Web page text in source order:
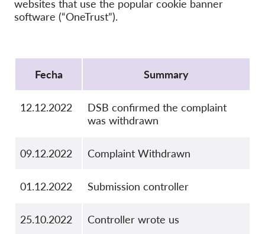
Medios de comunicación
GDPRhub
websites that use the popular cookie banner
software (“OneTrust”).
Fecha
Summary
12.12.2022
DSB confirmed the complaint
was withdrawn
09.12.2022 Complaint Withdrawn
01.12.2022 Submission controller
25.10.2022 Controller wrote us